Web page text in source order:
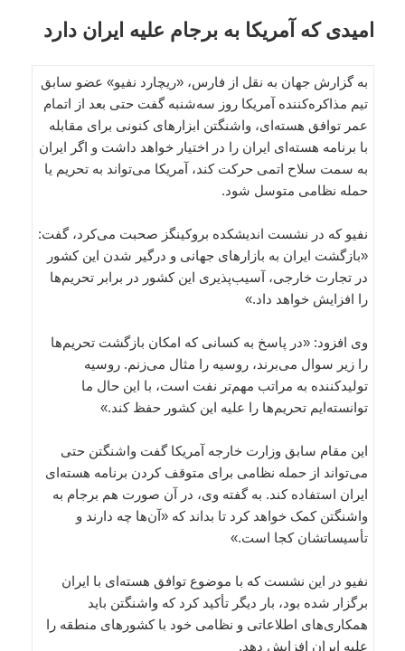
امیدی که آمریکا به برجام علیه ایران دارد
به گزارش جهان به نقل از فارس، «ریچارد نفیو» عضو سابق
تیم مذاکره‌کننده آمریکا روز سه‌شنبه گفت حتی بعد از اتمام
عمر توافق هسته‌ای، واشنگتن ابزارهای کنونی برای مقابله
با برنامه هسته‌ای ایران را در اختیار خواهد داشت و اگر ایران
به سمت سلاح اتمی حرکت کند، آمریکا می‌تواند به تحریم یا
حمله نظامی متوسل شود.
نفیو که در نشست اندیشکده بروکینگز صحبت می‌کرد، گفت:
«بازگشت ایران به بازارهای جهانی و درگیر شدن این کشور
در تجارت خارجی، آسیب‌پذیری این کشور در برابر تحریم‌ها
را افزایش خواهد داد.»
وی افزود: «در پاسخ به کسانی که امکان بازگشت تحریم‌ها
را زیر سوال می‌برند، روسیه را مثال می‌زنم. روسیه
تولیدکننده به مراتب مهم‌تر نفت است، با این حال ما
توانسته‌ایم تحریم‌ها را علیه این کشور حفظ کند.»
این مقام سابق وزارت خارجه آمریکا گفت واشنگتن حتی
می‌تواند از حمله نظامی برای متوقف کردن برنامه هسته‌ای
ایران استفاده کند. به گفته وی، در آن صورت هم برجام به
واشنگتن کمک خواهد کرد تا بداند که «آن‌ها چه دارند و
تأسیساتشان کجا است.»
نفیو در این نشست که با موضوع توافق هسته‌ای با ایران
برگزار شده بود، بار دیگر تأکید کرد که واشنگتن باید
همکاری‌های اطلاعاتی و نظامی خود با کشورهای منطقه را
علیه ایران افزایش دهد.